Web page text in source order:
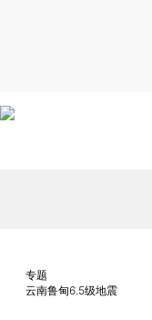
专题
云南鲁甸6.5级地震